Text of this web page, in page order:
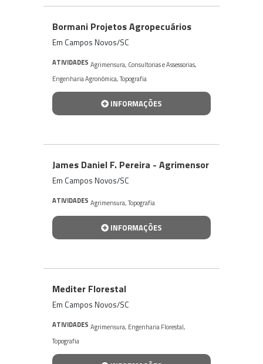
Bormani Projetos Agropecuários
Em Campos Novos/SC
ATIVIDADES Agrimensura, Consultorias e Assessorias,
Engenharia Agronômica,Topografia
INFORMAÇÕES
James Daniel F. Pereira - Agrimensor
Em Campos Novos/SC
ATIVIDADES Agrimensura,Topografia
INFORMAÇÕES
Mediter Florestal
Em Campos Novos/SC
ATIVIDADES Agrimensura, Engenharia Florestal,
Topografia